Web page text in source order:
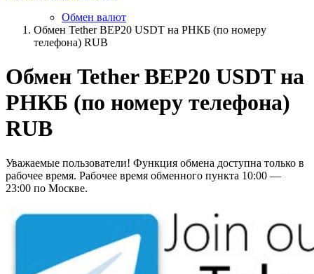
Обмен валют
Обмен Tether BEP20 USDT на РНКБ (по номеру
телефона) RUB
Обмен Tether BEP20 USDT на
РНКБ (по номеру телефона)
RUB
Уважаемые пользователи! Функция обмена доступна только в
рабочее время. Рабочее время обменного пункта 10:00 —
23:00 по Москве.